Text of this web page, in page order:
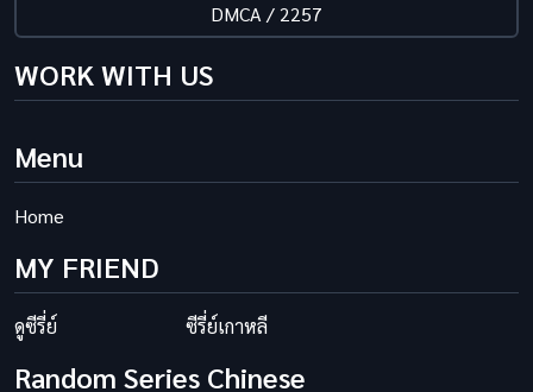
DMCA / 2257
WORK WITH US
Menu
Home
MY FRIEND
ดูซีรี่ย์ ซีรี่ย์เกาหลี
Random Series Chinese